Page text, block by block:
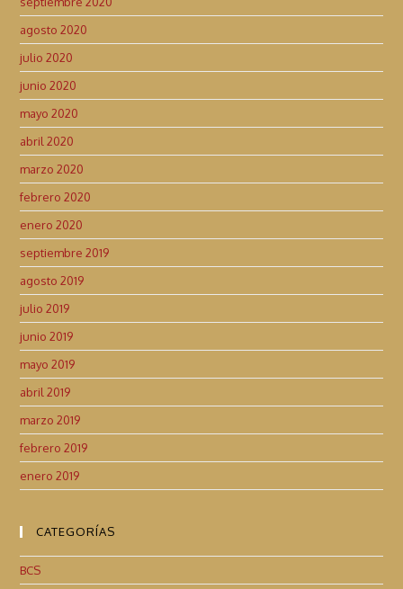
agosto 2020
julio 2020
junio 2020
mayo 2020
abril 2020
marzo 2020
febrero 2020
enero 2020
septiembre 2019
agosto 2019
julio 2019
junio 2019
mayo 2019
abril 2019
marzo 2019
febrero 2019
enero 2019
CATEGORÍAS
BCS